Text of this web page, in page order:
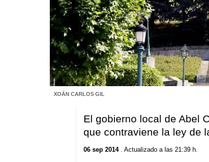
XOÁN CARLOS GIL
El gobierno local de Abel
que contraviene la ley de
06 sep 2014. Actualizado a las 21:39 h.